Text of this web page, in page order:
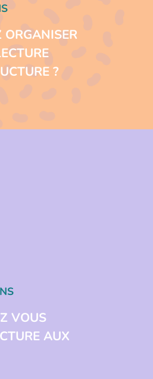
?
VOUS
AUX